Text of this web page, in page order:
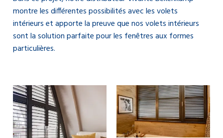
montre les différentes possibilités avec les volets
intérieurs et apporte la preuve que nos volets intérieurs
sont la solution parfaite pour les fenêtres aux formes
particulières.